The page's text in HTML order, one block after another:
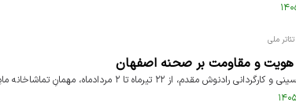
ملی
هویت و مقاومت بر صحنه اصفهان
۲ مردادماه، مهمانِ تماشاخانه ماهِ حوزه هنری اصفهان خواهد بود.